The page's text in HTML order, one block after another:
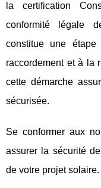
la certification
conformité légale
constitue une étape
raccordement et à la
cette démarche
sécurisée.
Se conformer aux
assurer la sécurité
de votre projet solaire.